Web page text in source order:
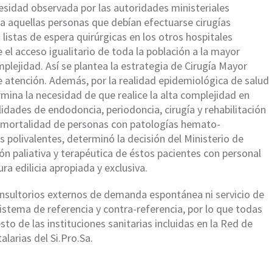
observada por las autoridades ministeriales
aquellas personas que debían efectuarse cirugías
de espera quirúrgicas en los otros hospitales
acceso igualitario de toda la población a la mayor
Así se plantea la estrategia de Cirugía Mayor
Además, por la realidad epidemiológica de salud
la necesidad de que realice la alta complejidad en
de endodoncia, periodoncia, cirugía y rehabilitación
de personas con patologías hemato-
polivalentes, determinó la decisión del Ministerio de
paliativa y terapéutica de éstos pacientes con personal
edilicia apropiada y exclusiva.
externos de demanda espontánea ni servicio de
de referencia y contra-referencia, por lo que todas
de las instituciones sanitarias incluidas en la Red de
del Si.Pro.Sa.